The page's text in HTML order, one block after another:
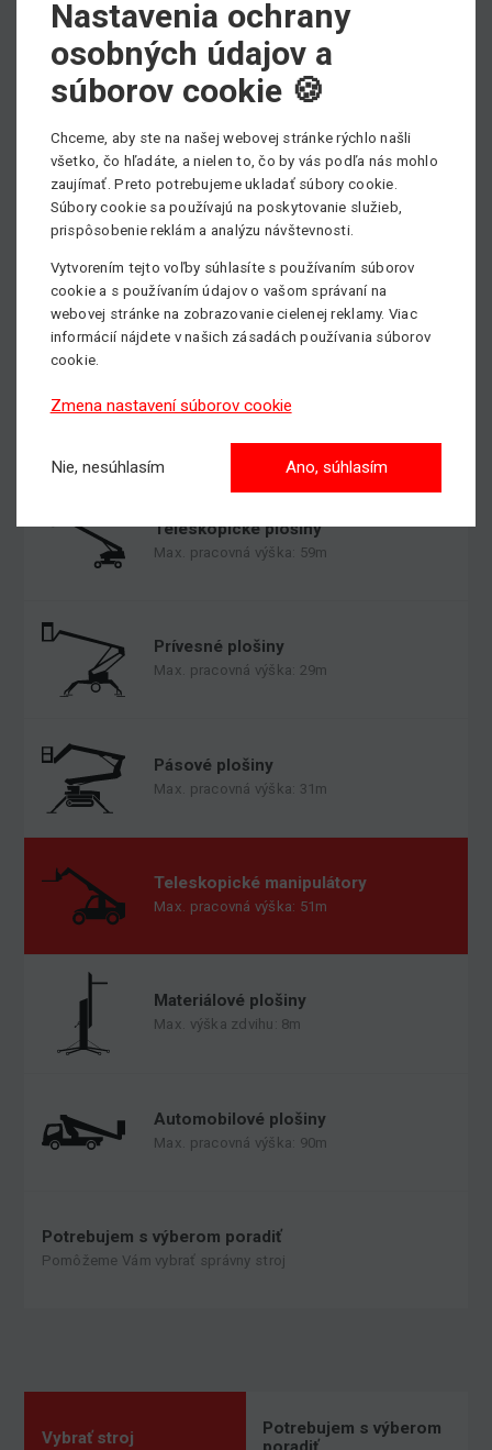
Výber kategórie strojov
Nožnicové plošiny
Max. pracovná výška: 18m
Kĺbové plošiny
Max. pracovná výška: 43m
Stĺpové plošiny
Teleskopické plošiny
Max. pracovná výška: 59m
Prívesné plošiny
Max. pracovná výška: 29m
Pásové plošiny
Max. pracovná výška: 31m
Teleskopické manipulátory
Max. pracovná výška: 51m
Materiálové plošiny
Max. výška zdvihu: 8m
Automobilové plošiny
Max. pracovná výška: 90m
Potrebujem s výberom poradiť
Pomôžeme Vám vybrať správny stroj
Vybrať stroj
Potrebujem s výberom
Nastavenia ochrany
osobných údajov a
súborov cookie 🍪
Chceme, aby ste na našej webovej stránke rýchlo našli
všetko, čo hľadáte, a nielen to, čo by vás podľa nás mohlo
zaujímať. Preto potrebujeme ukladať súbory cookie.
Súbory cookie sa používajú na poskytovanie služieb,
prispôsobenie reklám a analýzu návštevnosti.
Vytvorením tejto voľby súhlasíte s používaním súborov
cookie a s používaním údajov o vašom správaní na
webovej stránke na zobrazovanie cielenej reklamy. Viac
informácií nájdete v našich zásadách používania súborov
cookie.
Zmena nastavení súborov cookie
Nie, nesúhlasím Ano, súhlasím